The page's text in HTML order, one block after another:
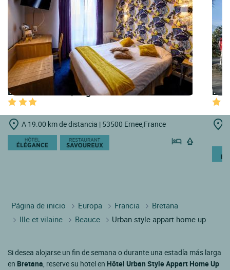
LOGIS HOTELS | Logis Hôtel du Grand Cerf
A 19.00 km de distancia | 53500 Ernee,France
Página de inicio Europa Francia
Bretana
Ille et vilaine
Beauce Urban style appart home up
Si desea alojarse un fin de semana o durante una estadía más larga
en Bretana , reserve su hotel en Hôtel Urban Style Appart Home Up